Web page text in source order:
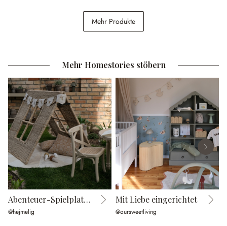
Wickeltasche Mireval
Mehr Produkte
Mehr Homestories stöbern
Abenteuer-Spielplatz im Garten
@hejmelig
Mit Liebe eingerichtet
@oursweetliving